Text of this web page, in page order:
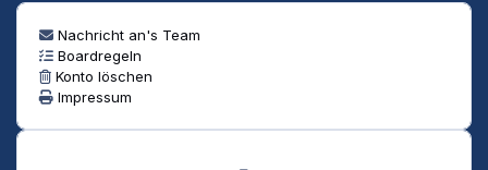
Nachricht an's Team
Boardregeln
Konto löschen
Impressum